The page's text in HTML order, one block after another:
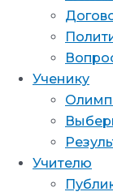
Ученику
Учителю